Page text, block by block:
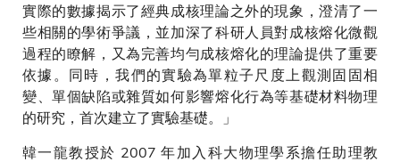
實際的數據揭示了經典成核理論之外的現象，澄清了一
些相關的學術爭議，並加深了科研人員對成核熔化微觀
過程的瞭解，又為完善均勻成核熔化的理論提供了重要
依據。同時，我們的實驗為單粒子尺度上觀測固固相
變、單個缺陷或雜質如何影響熔化行為等基礎材料物理
的研究，首次建立了實驗基礎。」
韓一龍教授於 2007 年加入科大物理學系擔任助理教